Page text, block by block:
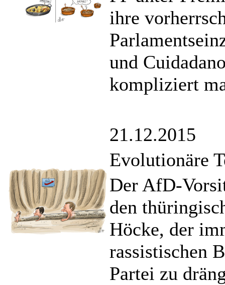
ihre
und
kompliziert
21.12.2015
Evolutionäre
Der AfD-
den
Höcke, der
rassistischen
Partei zu